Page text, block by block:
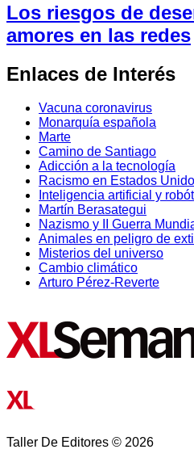
Los riesgos de
amores en las redes
Enlaces de Interés
Vacuna coronavirus
Monarquía española
Marte
Camino de Santiago
Adicción a la tecnología
Racismo en Estados
Inteligencia artificial y
Martín Berasategui
Nazismo y II Guerra
Animales en peligro de
Misterios del universo
Cambio climático
Arturo Pérez-Reverte
Taller De Editores © 2026